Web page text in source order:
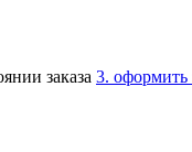
заказа 3. оформить